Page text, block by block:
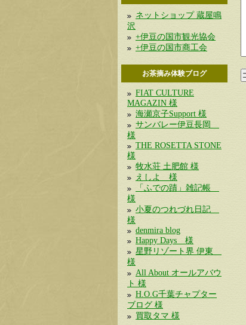
ネットショップ 蔵屋鳴
沢
+伊豆の国市観光協会
+伊豆の国市商工会
お茶摘み体験ブログ
FIAT CULTURE
MAGAZIN 様
海瀬京子Support 様
サンバレー伊豆長岡
様
THE ROSETTA STONE
様
牧水荘 土肥館 様
えしよ 様
「ふでの蹟」雑記帳
様
小夏のつれづれ日記
様
denmira blog
Happy Days 様
星野リゾート界 伊東
様
All About オールアバウ
ト 様
H.O.G千葉チャプター
ブログ 様
買取タマ 様